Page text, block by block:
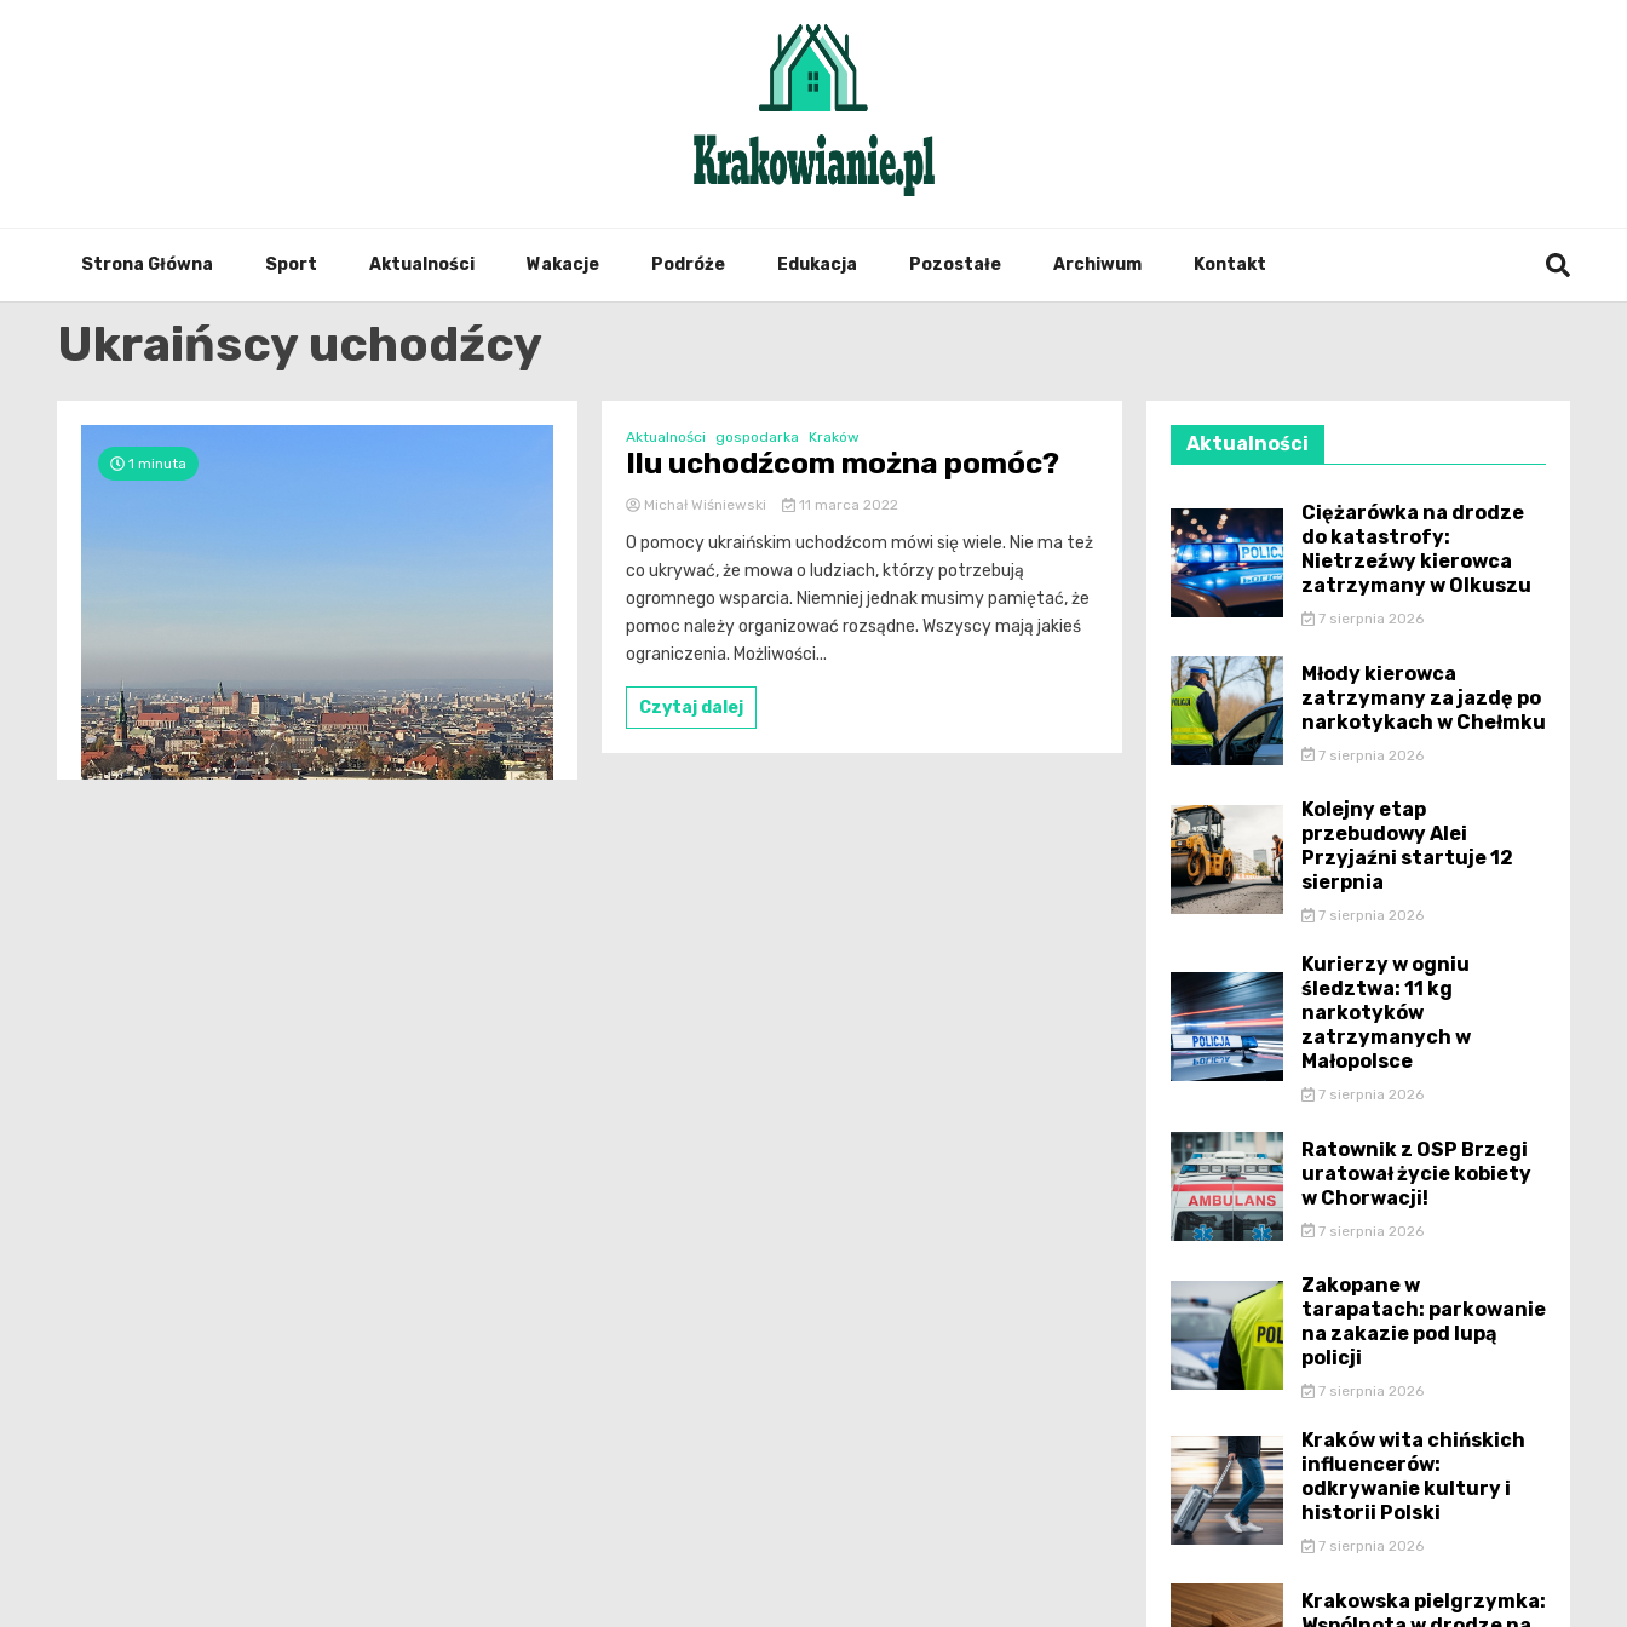
Strona Główna Sport Aktualności Wakacje Podróże Edukacja Pozostałe Archiwum Kontakt
Ukraińscy uchodźcy
1 minuta
Aktualności gospodarka Kraków
Ilu uchodźcom można pomóc?
Michał Wiśniewski 11 marca 2022
O pomocy ukraińskim uchodźcom mówi się wiele. Nie ma też
co ukrywać, że mowa o ludziach, którzy potrzebują
ogromnego wsparcia. Niemniej jednak musimy pamiętać, że
pomoc należy organizować rozsądne. Wszyscy mają jakieś
ograniczenia. Możliwości...
Czytaj dalej
Aktualności
Ciężarówka na drodze
do katastrofy:
Nietrzeźwy kierowca
zatrzymany w Olkuszu
7 sierpnia 2026
Młody kierowca
zatrzymany za jazdę po
narkotykach w Chełmku
7 sierpnia 2026
Kolejny etap
przebudowy Alei
Przyjaźni startuje 12
sierpnia
7 sierpnia 2026
Kurierzy w ogniu
śledztwa: 11 kg
narkotyków
zatrzymanych w
Małopolsce
7 sierpnia 2026
Ratownik z OSP Brzegi
uratował życie kobiety
w Chorwacji!
7 sierpnia 2026
Zakopane w
tarapatach: parkowanie
na zakazie pod lupą
policji
7 sierpnia 2026
Kraków wita chińskich
influencerów:
odkrywanie kultury i
historii Polski
7 sierpnia 2026
Krakowska pielgrzymka: